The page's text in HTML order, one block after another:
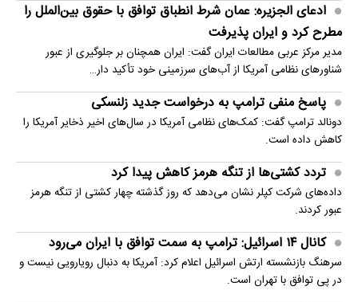
ادعای الجزیره: عمان شرط انطباق توافق با حقوق بین‌الملل را
مطرح کرد و ایران پذیرفت
مدیر مرکز عربی مطالعات ایران گفت: ایران همچنان بر جلوگیری از عبور
شناورهای نظامی آمریکا از آب‌های سرزمینی خود تأکید دار…
پاسخ منفی ترامپ به درخواست جدید زلنسکی
دونالد ترامپ گفت: کمک‌های نظامی آمریکا در سال‌های اخیر ذخایر آمریکا را
کاهش داده است.
تردد کشتی‌ها از تنگه هرمز کاهش پیدا کرد
داده‌های شرکت کپلر نشان می‌دهد که روز گذشته چهار کشتی از تنگه هرمز
عبور کردند.
کانال ۱۴ اسرائیل: ترامپ به سمت توافق با ایران می‌رود
سرهنگ بازنشسته ارتش اسرائیل اعلام کرد: آمریکا به دنبال رویارویی نیست و
در پی توافق با تهران است.